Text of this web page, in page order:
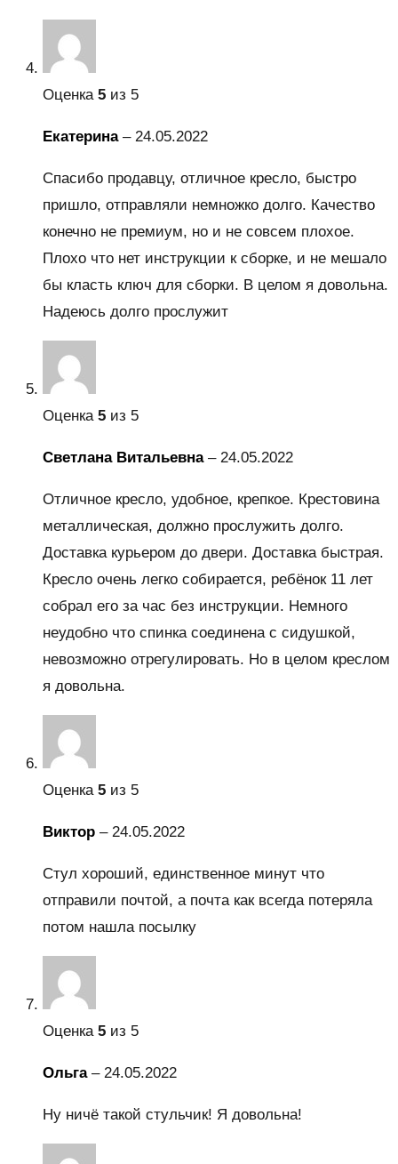
Оценка 5 из 5
Екатерина – 24.05.2022
Спасибо продавцу, отличное кресло, быстро
пришло, отправляли немножко долго. Качество
конечно не премиум, но и не совсем плохое.
Плохо что нет инструкции к сборке, и не мешало
бы класть ключ для сборки. В целом я довольна.
Надеюсь долго прослужит
Оценка 5 из 5
Светлана Витальевна – 24.05.2022
Отличное кресло, удобное, крепкое. Крестовина
металлическая, должно прослужить долго.
Доставка курьером до двери. Доставка быстрая.
Кресло очень легко собирается, ребёнок 11 лет
собрал его за час без инструкции. Немного
неудобно что спинка соединена с сидушкой,
невозможно отрегулировать. Но в целом креслом
я довольна.
Оценка 5 из 5
Виктор – 24.05.2022
Стул хороший, единственное минут что
отправили почтой, а почта как всегда потеряла
потом нашла посылку
Оценка 5 из 5
Ольга – 24.05.2022
Ну ничё такой стульчик! Я довольна!